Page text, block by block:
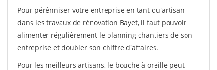
Pour pérénniser votre entreprise en tant qu'artisan
dans les travaux de rénovation Bayet, il faut pouvoir
alimenter régulièrement le planning chantiers de son
entreprise et doubler son chiffre d'affaires.
Pour les meilleurs artisans, le bouche à oreille peut